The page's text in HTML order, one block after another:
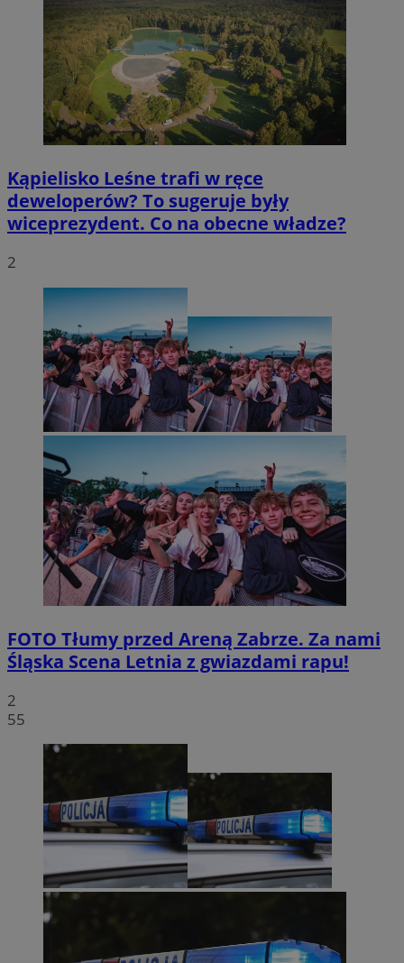
Kąpielisko Leśne trafi w ręce
deweloperów? To sugeruje były
wiceprezydent. Co na obecne władze?
2
FOTO Tłumy przed Areną Zabrze. Za nami
Śląska Scena Letnia z gwiazdami rapu!
2
55